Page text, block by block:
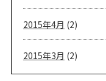
2015年4月 (2)
2015年3月 (2)